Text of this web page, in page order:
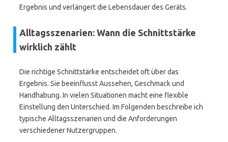
Ergebnis und verlängert die Lebensdauer des Geräts.
Alltagsszenarien: Wann die Schnittstärke
wirklich zählt
Die richtige Schnittstärke entscheidet oft über das
Ergebnis. Sie beeinflusst Aussehen, Geschmack und
Handhabung. In vielen Situationen macht eine flexible
Einstellung den Unterschied. Im Folgenden beschreibe ich
typische Alltagsszenarien und die Anforderungen
verschiedener Nutzergruppen.